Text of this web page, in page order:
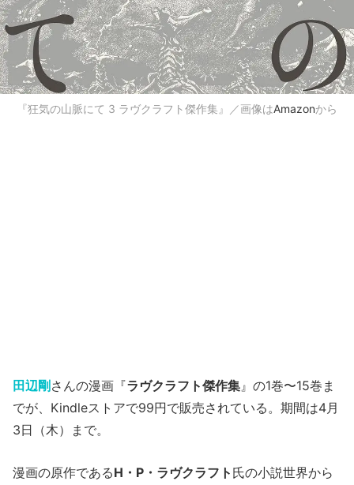
『狂気の山脈にて 3 ラヴクラフト傑作集』／画像はAmazonから
田辺剛さんの漫画『ラヴクラフト傑作集 』の1巻〜15巻ま
でが、Kindleストアで99円で販売されている。期間は4月
3日（木）まで。
漫画の原作であるH・P・ラヴクラフト 氏の小説世界から